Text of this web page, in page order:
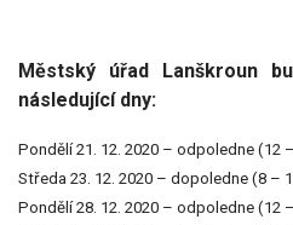
Městský úřad Lanškroun
následující dny:
Pondělí 21. 12. 2020 – odpoledne (12
Středa 23. 12. 2020 – dopoledne (8 –
Pondělí 28. 12. 2020 – odpoledne (12